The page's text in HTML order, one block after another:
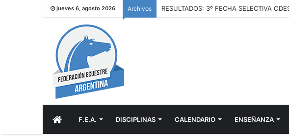
jueves 6, agosto 2026 Archivos RESULTADOS: CCI – FEI 2026
INICIOF.E.A. DISCIPLINAS CALENDARIO ENSEÑANZA